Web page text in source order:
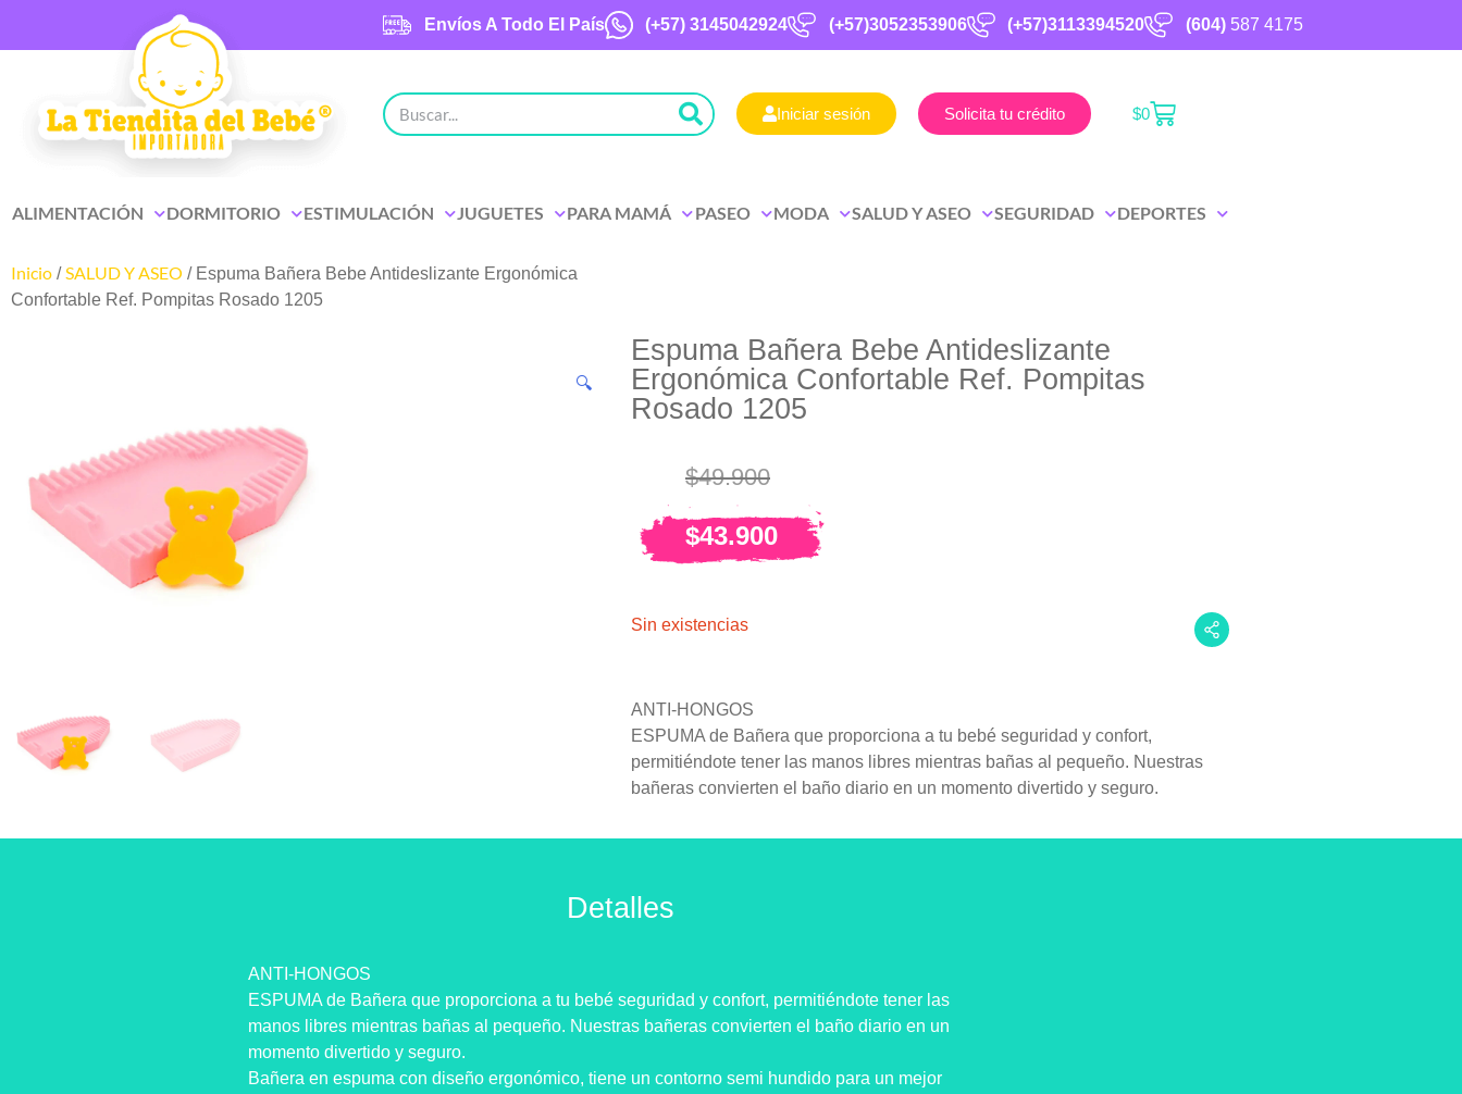
Envíos A Todo El País (+57) 3145042924 (+57)3052353906 (+57)3113394520 (604)587 4175
Iniciar sesión Solicita tu crédito $0
ALIMENTACIÓN DORMITORIO ESTIMULACIÓN JUGUETES PARA MAMÁ PASEO MODA SALUD Y ASEO SEGURIDAD DEPORTES
Inicio /SALUD Y ASEO / Espuma Bañera Bebe Antideslizante Ergonómica
Confortable Ref. Pompitas Rosado 1205
🔍
Espuma Bañera Bebe Antideslizante
Ergonómica Confortable Ref. Pompitas
Rosado 1205
$49.900
$43.900
Sin existencias
ANTI-HONGOS
ESPUMA de Bañera que proporciona a tu bebé seguridad y confort,
permitiéndote tener las manos libres mientras bañas al pequeño. Nuestras
bañeras convierten el baño diario en un momento divertido y seguro.
Detalles
ANTI-HONGOS
ESPUMA de Bañera que proporciona a tu bebé seguridad y confort, permitiéndote tener las
manos libres mientras bañas al pequeño. Nuestras bañeras convierten el baño diario en un
momento divertido y seguro.
Bañera en espuma con diseño ergonómico, tiene un contorno semi hundido para un mejor